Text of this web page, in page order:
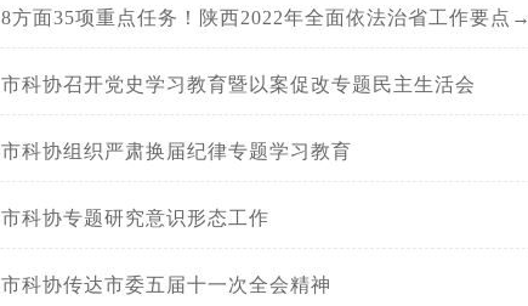
8方面35项重点任务！陕西2022年全面依法治省工作要点→
市科协召开党史学习教育暨以案促改专题民主生活会
市科协组织严肃换届纪律专题学习教育
市科协专题研究意识形态工作
市科协传达市委五届十一次全会精神